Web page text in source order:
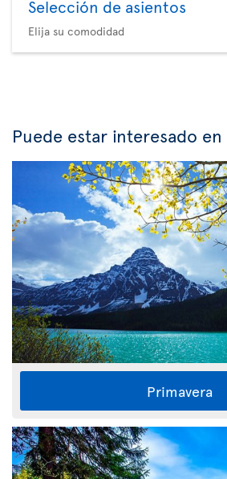
Selección de asientos
Elija su comodidad
Puede estar interesado en
Primavera